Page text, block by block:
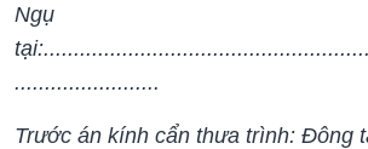
Ngụ
........................
Trước án kính cẩn thưa trình: Đông